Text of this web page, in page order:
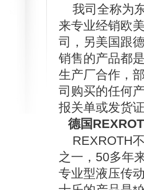
我司全称为
来专业经销欧
司，另美国跟
销售的产品都
生产厂合作，
司购买的任何
报关单或发货
德国
REXROTH不
之一，50多年
专业型液压传